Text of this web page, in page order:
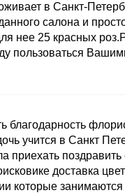
в Санкт-
салона и
нее 25 красных
пользоваться
благодарность
учится в Санкт
приехать
доставка
которые